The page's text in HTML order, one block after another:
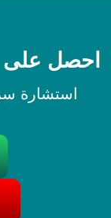
احصل على
استشارة سريعة جدًا، 5